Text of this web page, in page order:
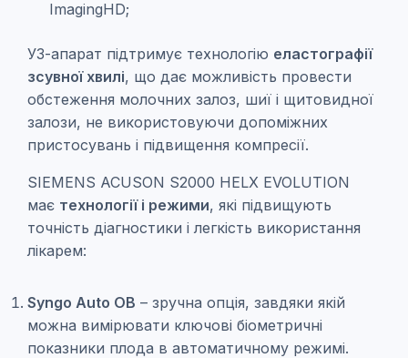
ImagingHD;
УЗ-апарат підтримує технологію еластографії
зсувної хвилі, що дає можливість провести
обстеження молочних залоз, шиї і щитовидної
залози, не використовуючи допоміжних
пристосувань і підвищення компресії.
SIEMENS ACUSON S2000 HELX EVOLUTION
має технології і режими, які підвищують
точність діагностики і легкість використання
лікарем:
Syngo Auto OB – зручна опція, завдяки якій
можна вимірювати ключові біометричні
показники плода в автоматичному режимі.